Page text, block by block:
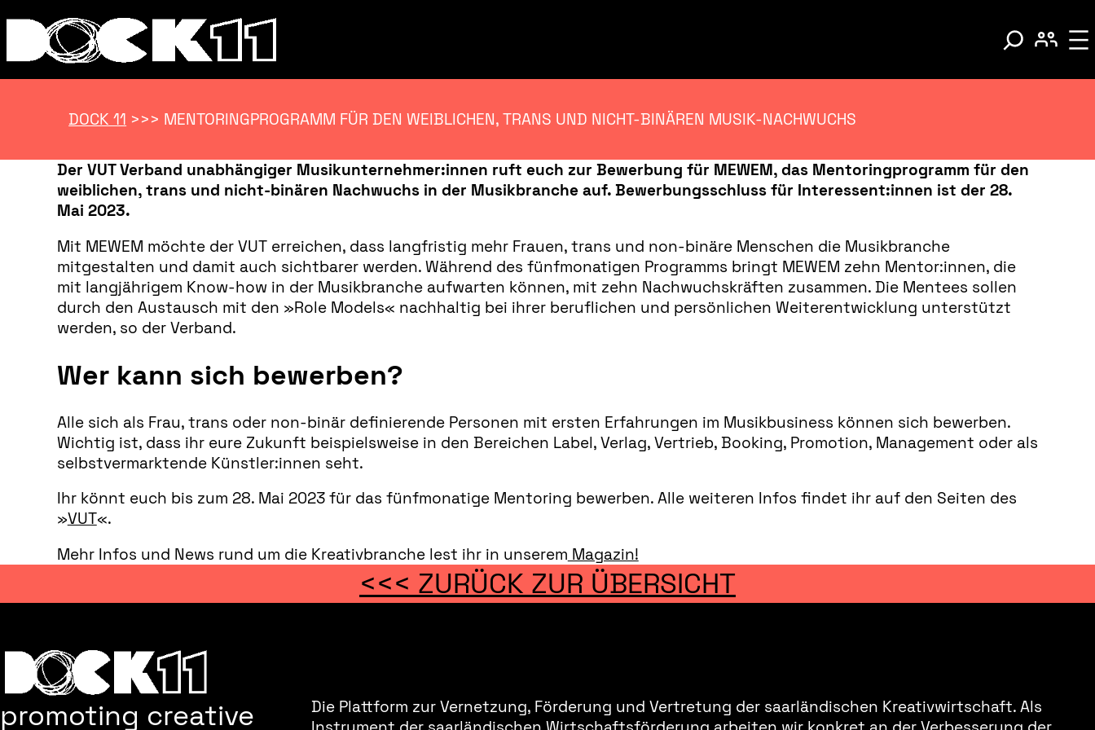
DOCK 11 >>> MENTORINGPROGRAMM FÜR DEN WEIBLICHEN, TRANS UND NICHT-BINÄREN MUSIK-NACHWUCHS
Der VUT Verband unabhängiger Musikunternehmer:innen ruft euch zur Bewerbung für MEWEM, das Mentoringprogramm für den
weiblichen, trans und nicht-binären Nachwuchs in der Musikbranche auf. Bewerbungsschluss für Interessent:innen ist der 28.
Mai 2023.
Mit MEWEM möchte der VUT erreichen, dass langfristig mehr Frauen, trans und non-binäre Menschen die Musikbranche
mitgestalten und damit auch sichtbarer werden. Während des fünfmonatigen Programms bringt MEWEM zehn Mentor:innen, die
mit langjährigem Know-how in der Musikbranche aufwarten können, mit zehn Nachwuchskräften zusammen. Die Mentees sollen
durch den Austausch mit den »Role Models« nachhaltig bei ihrer beruflichen und persönlichen Weiterentwicklung unterstützt
werden, so der Verband.
Wer kann sich bewerben?
Alle sich als Frau, trans oder non-binär definierende Personen mit ersten Erfahrungen im Musikbusiness können sich bewerben.
Wichtig ist, dass ihr eure Zukunft beispielsweise in den Bereichen Label, Verlag, Vertrieb, Booking, Promotion, Management oder als
selbstvermarktende Künstler:innen seht.
Ihr könnt euch bis zum 28. Mai 2023 für das fünfmonatige Mentoring bewerben. Alle weiteren Infos findet ihr auf den Seiten des
»VUT«.
Mehr Infos und News rund um die Kreativbranche lest ihr in unserem Magazin!
<<< ZURÜCK ZUR ÜBERSICHT
promoting creative
Die Plattform zur Vernetzung, Förderung und Vertretung der saarländischen Kreativwirtschaft. Als